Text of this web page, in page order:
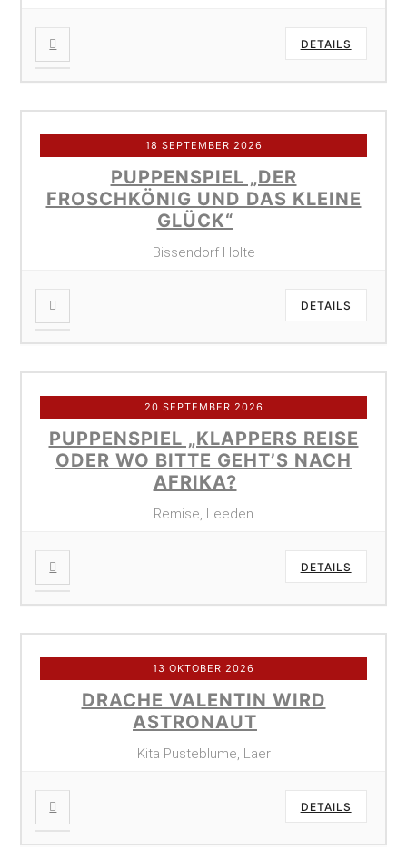
DETAILS
18 SEPTEMBER 2026
PUPPENSPIEL „DER
FROSCHKÖNIG UND DAS KLEINE
GLÜCK“
Bissendorf Holte
DETAILS
20 SEPTEMBER 2026
PUPPENSPIEL „KLAPPERS REISE
ODER WO BITTE GEHT’S NACH
AFRIKA?
Remise, Leeden
DETAILS
13 OKTOBER 2026
DRACHE VALENTIN WIRD
ASTRONAUT
Kita Pusteblume, Laer
DETAILS